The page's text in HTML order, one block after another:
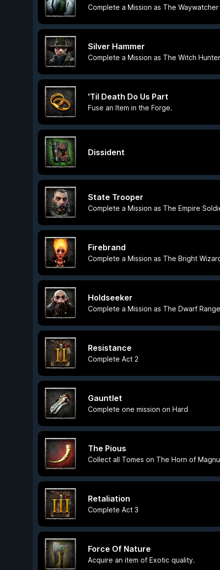
Complete a Mission as The Waywatcher
Silver Hammer
Complete a Mission as The Witch Hunter
'Til Death Do Us Part
Fuse an Item in the Forge.
Dissident
State Trooper
Complete a Mission as The Empire
Firebrand
Complete a Mission as The Bright
Holdseeker
Complete a Mission as The Dwarf
Resistance
Complete Act 2
Gauntlet
Complete one mission on Hard
The Pious
Collect all Tomes on The Horn of
Retaliation
Complete Act 3
Force Of Nature
Acquire an item of Exotic quality.